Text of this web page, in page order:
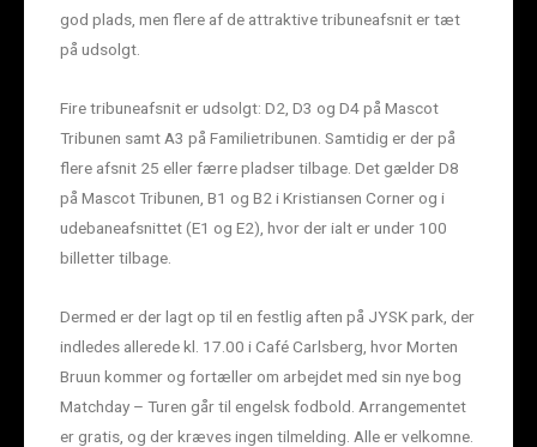
god plads, men flere af de attraktive tribuneafsnit er tæt
på udsolgt.
Fire tribuneafsnit er udsolgt: D2, D3 og D4 på Mascot
Tribunen samt A3 på Familietribunen. Samtidig er der på
flere afsnit 25 eller færre pladser tilbage. Det gælder D8
på Mascot Tribunen, B1 og B2 i Kristiansen Corner og i
udebaneafsnittet (E1 og E2), hvor der ialt er under 100
billetter tilbage.
Dermed er der lagt op til en festlig aften på JYSK park, der
indledes allerede kl. 17.00 i Café Carlsberg, hvor Morten
Bruun kommer og fortæller om arbejdet med sin nye bog
Matchday – Turen går til engelsk fodbold. Arrangementet
er gratis, og der kræves ingen tilmelding. Alle er velkomne.